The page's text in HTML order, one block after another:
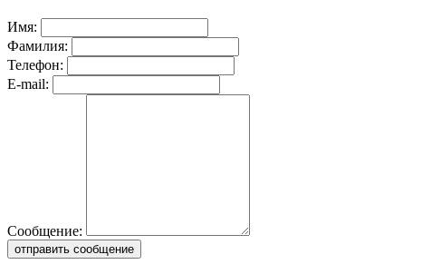
Имя:
Фамилия:
Телефон:
E-mail:
Сообщение:
отправить сообщение